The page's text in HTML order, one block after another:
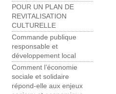
POUR UN PLAN DE
REVITALISATION
CULTURELLE
Commande publique
responsable et
développement local
Comment l’économie
sociale et solidaire
répond-elle aux enjeux